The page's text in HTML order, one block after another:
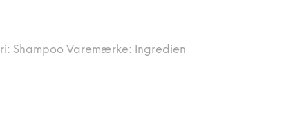
Shampoo Varemærke: Ingredien